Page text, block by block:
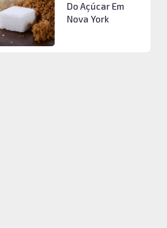
Do Açúcar Em
Nova York